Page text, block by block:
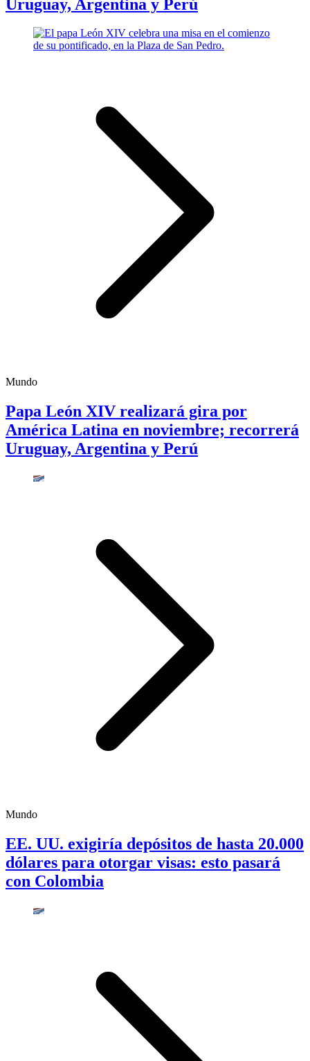
Uruguay, Argentina y Perú
Mundo
Papa León XIV realizará gira por
América Latina en noviembre; recorrerá
Uruguay, Argentina y Perú
Mundo
EE. UU. exigiría depósitos de hasta 20.000
dólares para otorgar visas: esto pasará
con Colombia